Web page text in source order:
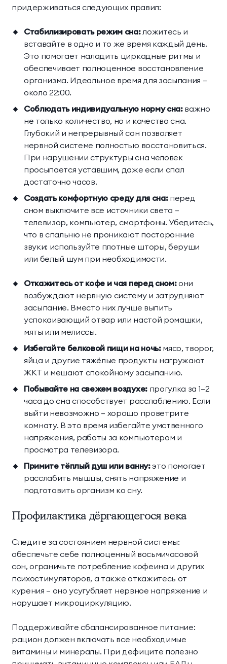
придерживаться следующих правил:
Стабилизировать режим сна:ложитесь и
вставайте в одно и то же время каждый день.
Это помогает наладить циркадные ритмы и
обеспечивает полноценное восстановление
организма. Идеальное время для засыпания —
около 22:00.
Соблюдать индивидуальную норму сна:важно
не только количество, но и качество сна.
Глубокий и непрерывный сон позволяет
нервной системе полностью восстановиться.
При нарушении структуры сна человек
просыпается уставшим, даже если спал
достаточно часов.
Создать комфортную среду для сна:перед
сном выключите все источники света —
телевизор, компьютер, смартфоны. Убедитесь,
что в спальню не проникают посторонние
звуки: используйте плотные шторы, беруши
или белый шум при необходимости.
Откажитесь от кофе и чая перед сном:они
возбуждают нервную систему и затрудняют
засыпание. Вместо них лучше выпить
успокаивающий отвар или настой ромашки,
мяты или мелиссы.
Избегайте белковой пищи на ночь:мясо, творог,
яйца и другие тяжёлые продукты нагружают
ЖКТ и мешают спокойному засыпанию.
Побывайте на свежем воздухе:прогулка за 1–2
часа до сна способствует расслаблению. Если
выйти невозможно — хорошо проветрите
комнату. В это время избегайте умственного
напряжения, работы за компьютером и
просмотра телевизора.
Примите тёплый душ или ванну:это помогает
расслабить мышцы, снять напряжение и
подготовить организм ко сну.
Профилактика дёргающегося века
Следите за состоянием нервной системы:
обеспечьте себе полноценный восьмичасовой
сон, ограничьте потребление кофеина и других
психостимуляторов, а также откажитесь от
курения — оно усугубляет нервное напряжение и
нарушает микроциркуляцию.
Поддерживайте сбалансированное питание:
рацион должен включать все необходимые
витамины и минералы. При дефиците полезно